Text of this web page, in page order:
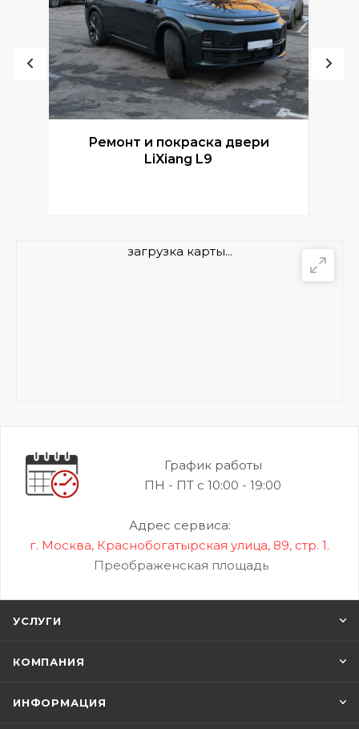
Ремонт и покраска двери
LiXiang L9
загрузка карты...
График работы
ПН - ПТ с 10:00 - 19:00
Адрес сервиса:
г. Москва, Краснобогатырская улица, 89, стр. 1.
Преображенская площадь
УСЛУГИ
КОМПАНИЯ
ИНФОРМАЦИЯ